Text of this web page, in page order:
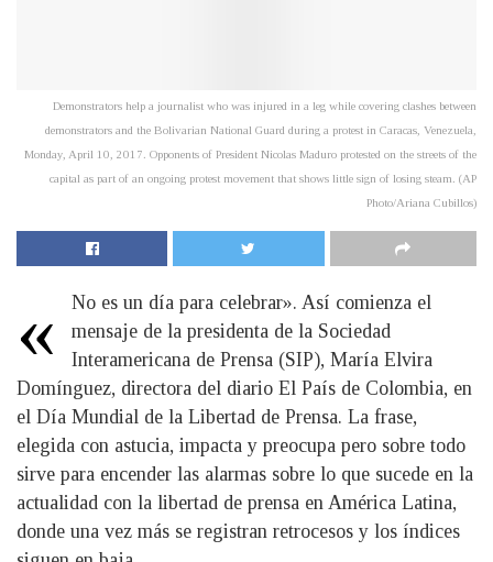
Demonstrators help a journalist who was injured in a leg while covering clashes between
demonstrators and the Bolivarian National Guard during a protest in Caracas, Venezuela,
Monday, April 10, 2017. Opponents of President Nicolas Maduro protested on the streets of the
capital as part of an ongoing protest movement that shows little sign of losing steam. (AP
Photo/Ariana Cubillos)
«
No es un día para celebrar». Así comienza el
mensaje de la presidenta de la Sociedad
Interamericana de Prensa (SIP), María Elvira
Domínguez, directora del diario El País de Colombia, en
el Día Mundial de la Libertad de Prensa. La frase,
elegida con astucia, impacta y preocupa pero sobre todo
sirve para encender las alarmas sobre lo que sucede en la
actualidad con la libertad de prensa en América Latina,
donde una vez más se registran retrocesos y los índices